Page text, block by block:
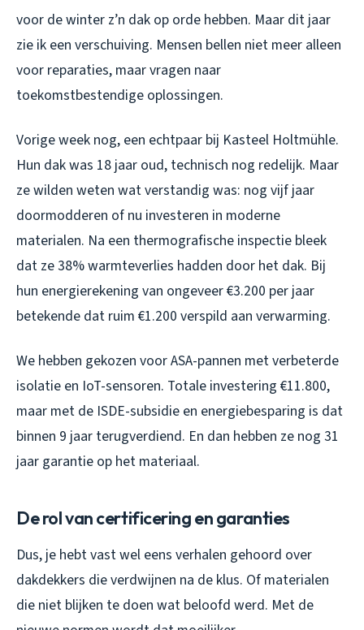
voor de winter z’n dak op orde hebben. Maar dit jaar
zie ik een verschuiving. Mensen bellen niet meer alleen
voor reparaties, maar vragen naar
toekomstbestendige oplossingen.
Vorige week nog, een echtpaar bij Kasteel Holtmühle.
Hun dak was 18 jaar oud, technisch nog redelijk. Maar
ze wilden weten wat verstandig was: nog vijf jaar
doormodderen of nu investeren in moderne
materialen. Na een thermografische inspectie bleek
dat ze 38% warmteverlies hadden door het dak. Bij
hun energierekening van ongeveer €3.200 per jaar
betekende dat ruim €1.200 verspild aan verwarming.
We hebben gekozen voor ASA-pannen met verbeterde
isolatie en IoT-sensoren. Totale investering €11.800,
maar met de ISDE-subsidie en energiebesparing is dat
binnen 9 jaar terugverdiend. En dan hebben ze nog 31
jaar garantie op het materiaal.
De rol van certificering en garanties
Dus, je hebt vast wel eens verhalen gehoord over
dakdekkers die verdwijnen na de klus. Of materialen
die niet blijken te doen wat beloofd werd. Met de